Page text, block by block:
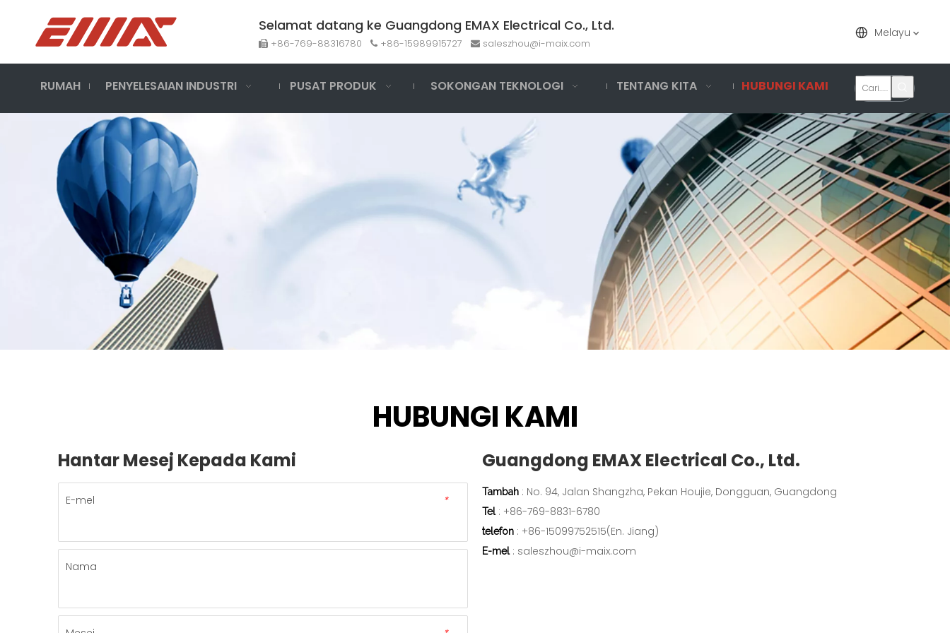
Selamat datang ke Guangdong EMAX Electrical Co., Ltd.
 +86-769-88316780  +86-15989915727  saleszhou@i-maix.com
Melayu
RUMAH PENYELESAIAN INDUSTRI PUSAT PRODUK SOKONGAN TEKNOLOGI TENTANG KITA HUBUNGI KAMI
HUBUNGI KAMI
Hantar Mesej Kepada Kami
*
E-mel
Nama
Guangdong EMAX Electrical Co., Ltd.
Tambah : No. 94, Jalan Shangzha, Pekan Houjie, Dongguan, Guangdong
Tel : +86-769-8831-6780
telefon : +86-15099752515(En. Jiang)
E-mel : saleszhou@i-maix.com